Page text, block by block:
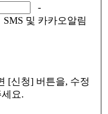
-
SMS 및 카카오알림
[신청] 버튼을, 수정
요.